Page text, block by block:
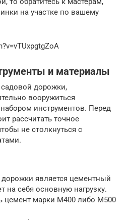
на участке по вашему
и материалы
дорожки,
вооружиться
инструментов. Перед
рассчитать точное
не столкнуться с
является цементный
на себя основную нагрузку.
цемент марки М400 либо М500